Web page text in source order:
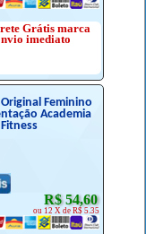
Grátis marca
imediato
Feminino
Academia
Fitness
R$ 54,60
ou 12 X de R$ 5.35